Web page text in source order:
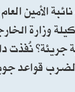
قواعد